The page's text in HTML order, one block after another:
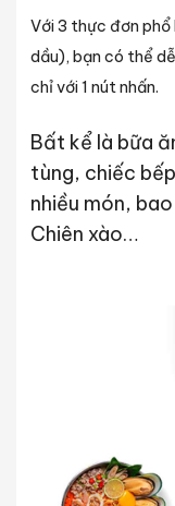
Với 3 thực đơn phổ
dầu), bạn có thể
chỉ với 1 nút nhấn.
Bất kể là bữa
tùng, chiếc
nhiều món,
Chiên xào…